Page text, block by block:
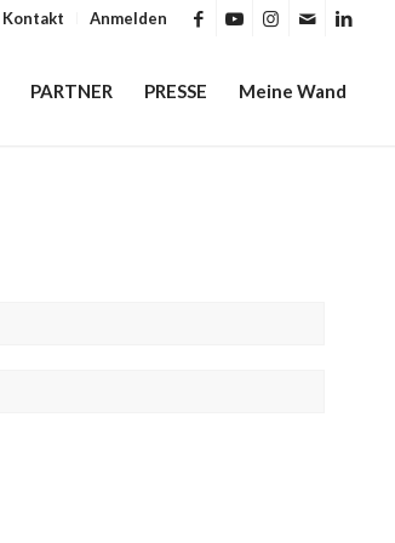
Kontakt Anmelden
PARTNER PRESSE Meine Wand